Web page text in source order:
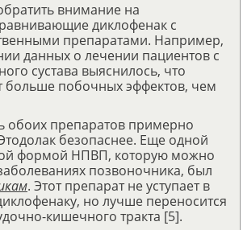
внимание на
диклофенак с
препаратами. Например,
данных о лечении пациентов с
сустава выяснилось, что
больше побочных эффектов, чем
обоих препаратов примерно
безопаснее. Еще одной
формой НПВП, которую можно
позвоночника, был
. Этот препарат не уступает в
но лучше переносится
кишечного тракта [5].